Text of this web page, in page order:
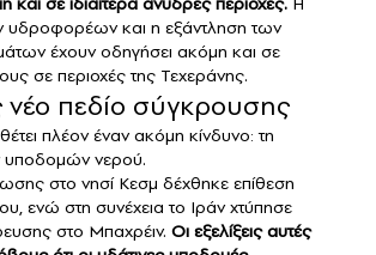
υδροφορέων και η εξάντληση των
έχουν οδηγήσει ακόμη και σε
σε περιοχές της Τεχεράνης.
πεδίο σύγκρουσης
πλέον έναν ακόμη κίνδυνο: τη
υποδομών νερού.
στο νησί Κεσμ δέχθηκε επίθεση
ενώ στη συνέχεια το Ιράν χτύπησε
στο Μπαχρέιν. Οι εξελίξεις αυτές